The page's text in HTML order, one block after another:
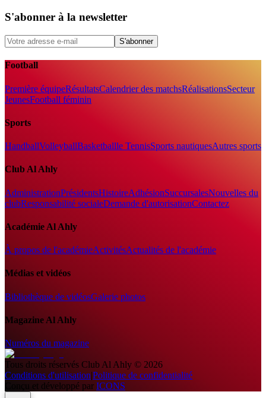
S'abonner à la newsletter
S'abonner
Football
Première équipeRésultatsCalendrier des matchsRéalisationsSecteur
JeunesFootball féminin
Sports
HandballVolleyballBasketballle TennisSports nautiquesAutres sports
Club Al Ahly
AdministrationPrésidentsHistoireAdhésionSuccursalesNouvelles du
clubResponsabilité socialeDemande d'autorisationContactez
Académie Al Ahly
À propos de l'académieActivitésActualités de l'académie
Médias et vidéos
Bibliothèque de vidéosGalerie photos
Magazine Al Ahly
Numéros du magazine
Tous droits réservés Club Al Ahly © 2026
Conditions d'utilisation|Politique de confidentialité
Conçu et développé par ICONS